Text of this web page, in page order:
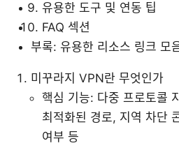
유용한 도구 및 연동 팁
FAQ 섹션
부록: 유용한 리소스 링크 모
미꾸라지 VPN란 무엇인가
핵심 기능: 다중 프로토콜
최적화된 경로, 지역 차단
여부 등